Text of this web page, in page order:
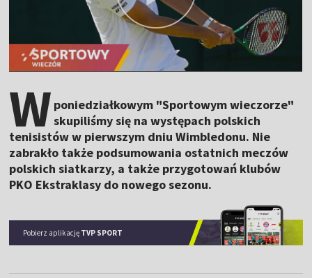
W poniedziałkowym "Sportowym wieczorze"
skupiliśmy się na występach polskich
tenisistów w pierwszym dniu Wimbledonu. Nie
zabrakło także podsumowania ostatnich meczów
polskich siatkarzy, a także przygotowań klubów
PKO Ekstraklasy do nowego sezonu.
Pobierz aplikację TVP SPORT